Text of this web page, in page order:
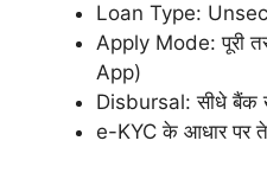
Loan Type:
Apply Mode: पूरी
App)
Disbursal: सीधे बैंक
e-KYC के आधार पर